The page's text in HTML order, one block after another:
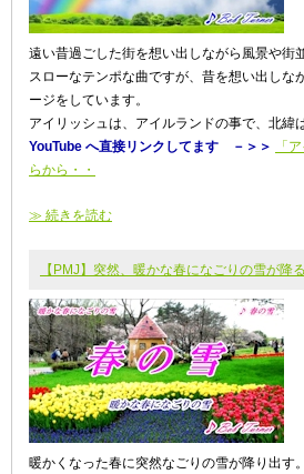
遠い昔過ごした街を想い出しながら風景や街
スローなテンポな曲ですが、昔を想い出しな
ージをしています。
アイリッシュは、アイルランドの事で、北緯
YouTube へ直接リンクしてます －＞＞
「
らから・・
≫ 続きを読む
【PMJ】突然、暖かな春になごりの雪が降
暖かくなった春に突然なごりの雪が降り出す